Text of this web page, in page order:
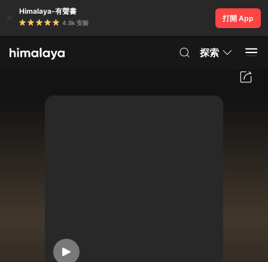
Himalaya-有聲書
4.8k 安裝
打開 App
探索